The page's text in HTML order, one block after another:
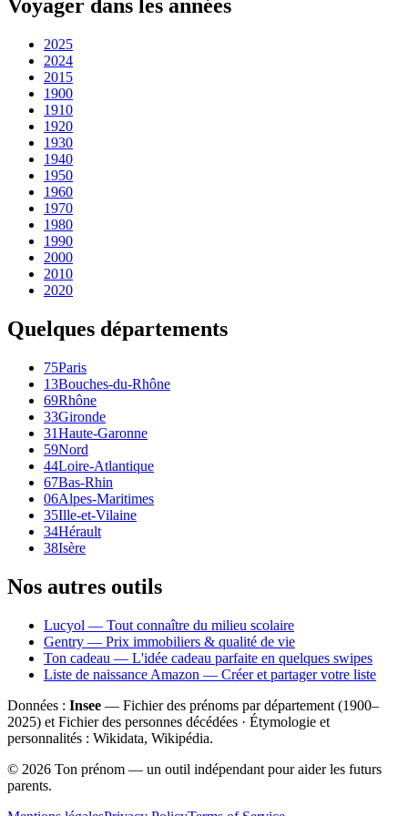
Voyager dans les années
2025
2024
2015
1900
1910
1920
1930
1940
1950
1960
1970
1980
1990
2000
2010
2020
Quelques départements
75Paris
13Bouches-du-Rhône
69Rhône
33Gironde
31Haute-Garonne
59Nord
44Loire-Atlantique
67Bas-Rhin
06Alpes-Maritimes
35Ille-et-Vilaine
34Hérault
38Isère
Nos autres outils
Lucyol — Tout connaître du milieu scolaire
Gentry — Prix immobiliers & qualité de vie
Ton cadeau — L'idée cadeau parfaite en quelques swipes
Liste de naissance Amazon — Créer et partager votre liste
Données : Insee — Fichier des prénoms par département (1900–
2025) et Fichier des personnes décédées · Étymologie et
personnalités : Wikidata, Wikipédia.
© 2026 Ton prénom — un outil indépendant pour aider les futurs
parents.